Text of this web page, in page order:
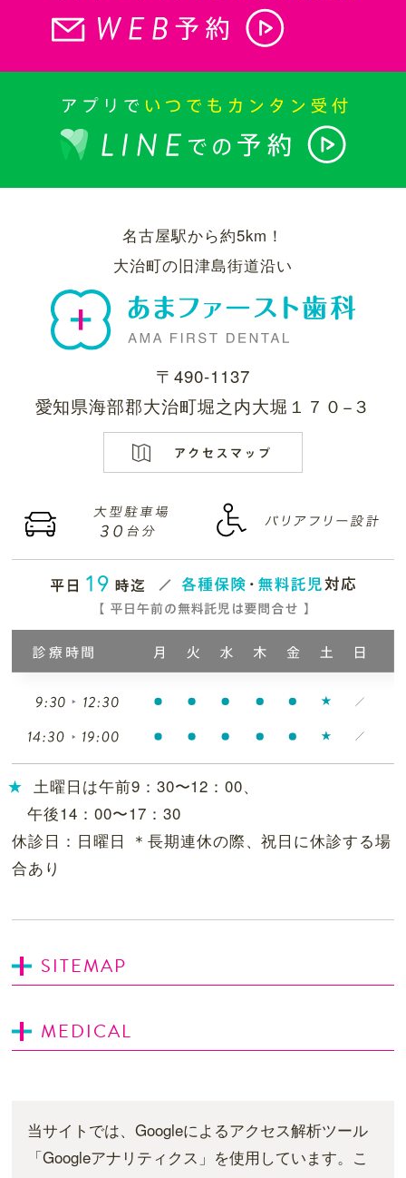
名古屋駅から約5km！
大治町の旧津島街道沿い
〒490-1137
愛知県海部郡大治町堀之内大堀１７０−３
土曜日は午前9：30〜12：00、
午後14：00〜17：30
休診日：日曜日 ＊長期連休の際、祝日に休診する場
合あり
SITEMAP
MEDICAL
当サイトでは、Googleによるアクセス解析ツール
「Googleアナリティクス」を使用しています。こ